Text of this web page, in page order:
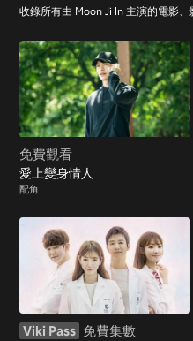
收錄所有由 Moon Ji In 主演的電影、
免費觀看
愛上變身情人
配角
Viki Pass 免費集數